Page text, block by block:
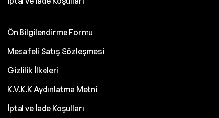
Ön Bilgilendirme Formu
Mesafeli Satış Sözleşmesi
Gizlilik İlkeleri
K.V.K.K Aydınlatma Metni
İptal ve İade Koşulları